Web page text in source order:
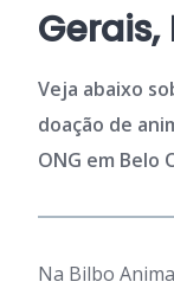
Veja abaixo
doação de
ONG em Belo
Na Bilbo